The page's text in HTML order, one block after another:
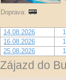
Doprava:
14.08.2026
16.08.2026
25.08.2026
Zájazd do